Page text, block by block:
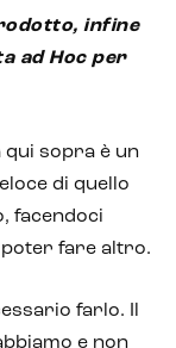
infine
ad Hoc per
sopra è un
di quello
facendoci
fare altro.
farlo. Il
e non